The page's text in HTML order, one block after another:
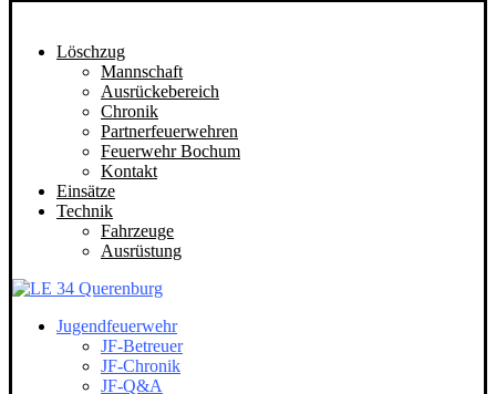
Löschzug
Mannschaft
Ausrückebereich
Chronik
Partnerfeuerwehren
Feuerwehr Bochum
Kontakt
Einsätze
Technik
Fahrzeuge
Ausrüstung
Jugendfeuerwehr
JF-Betreuer
JF-Chronik
JF-Q&A